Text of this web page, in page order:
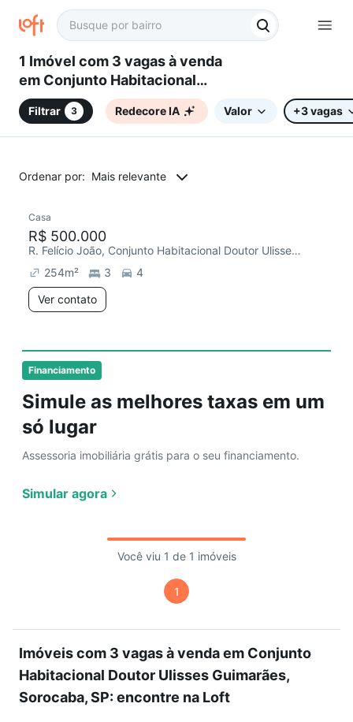
1 Imóvel com 3 vagas à venda
em Conjunto Habitacional
Doutor Ulisses Guimarães,
Sorocaba, SP
Filtrar 3 Redecore IA Valor +3 vagas
Ordenar por: Mais relevante
Financiamento
Simule as melhores taxas em um
só lugar
Assessoria imobiliária grátis para o seu financiamento.
Simular agora
Casa
R$ 500.000
R. Felício João, Conjunto Habitacional Doutor Ulisses Guimarães
254m² 3
4
Ver contato
Você viu 1 de 1 imóveis
1
Imóveis com 3 vagas à venda em Conjunto
Habitacional Doutor Ulisses Guimarães,
Sorocaba, SP: encontre na Loft